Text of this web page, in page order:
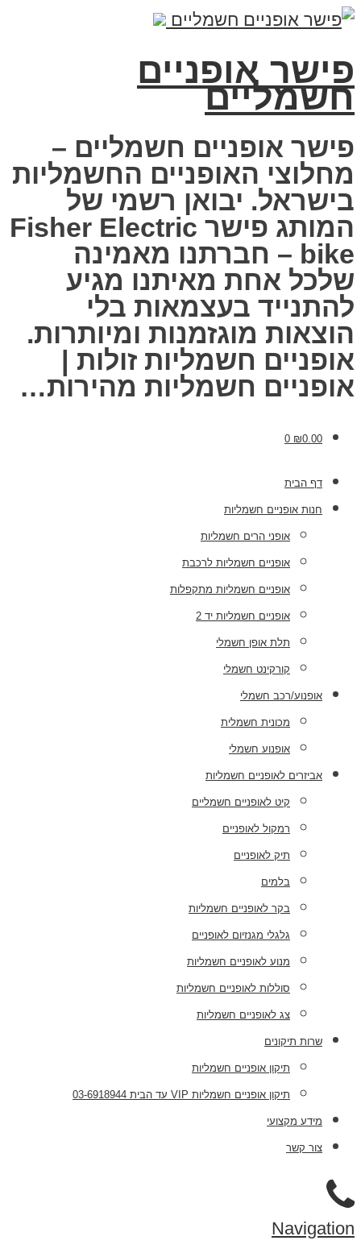
פישר אופניים
חשמליים
פישר אופניים חשמליים –
מחלוצי האופניים החשמליות
בישראל. יבואן רשמי של
המותג פישר Fisher Electric
bike – חברתנו מאמינה
שלכל אחת מאיתנו מגיע
להתנייד בעצמאות בלי
הוצאות מוגזמנות ומיותרות.
אופניים חשמליות זולות |
אופניים חשמליות מהירות…
₪0.00
0
דף הבית
חנות אופניים חשמליות
אופני הרים חשמליות
אופניים חשמליות לרכבת
אופניים חשמליות מתקפלות
אופניים חשמליות יד 2
תלת אופן חשמלי
קורקינט חשמלי
אופנוע/רכב חשמלי
מכונית חשמלית
אופנוע חשמלי
אביזרים לאופניים חשמליות
קיט לאופניים חשמליים
רמקול לאופניים
תיק לאופניים
בלמים
בקר לאופניים חשמליות
גלגלי מגנזיום לאופניים
מנוע לאופניים חשמליות
סוללות לאופניים חשמליות
צג לאופניים חשמליות
שרות תיקונים
תיקון אופניים חשמליות
תיקון אופניים חשמליות VIP עד הבית 03-6918944
מידע מקצועי
צור קשר
Navigation